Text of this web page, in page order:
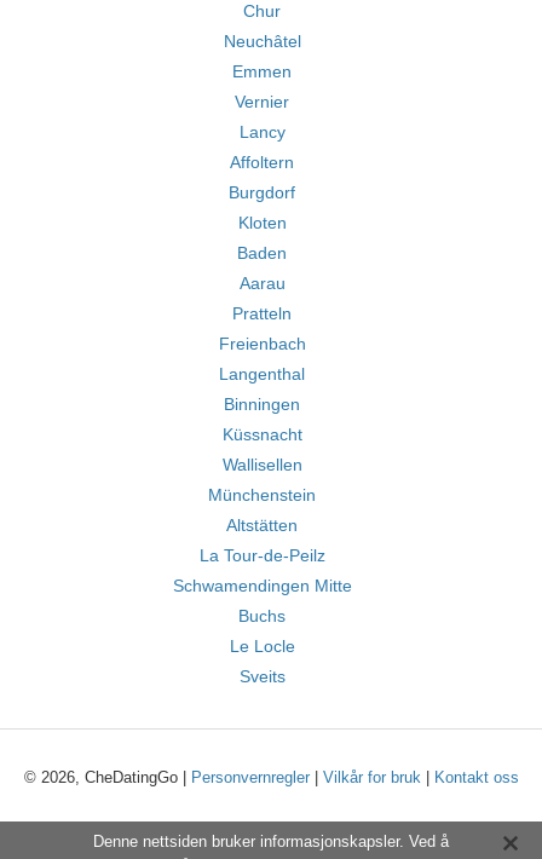
Chur
Neuchâtel
Emmen
Vernier
Lancy
Affoltern
Burgdorf
Kloten
Baden
Aarau
Pratteln
Freienbach
Langenthal
Binningen
Küssnacht
Wallisellen
Münchenstein
Altstätten
La Tour-de-Peilz
Schwamendingen Mitte
Buchs
Le Locle
Sveits
© 2026, CheDatingGo | Personvernregler| Vilkår for bruk| Kontakt oss
Denne nettsiden bruker informasjonskapsler. Ved å